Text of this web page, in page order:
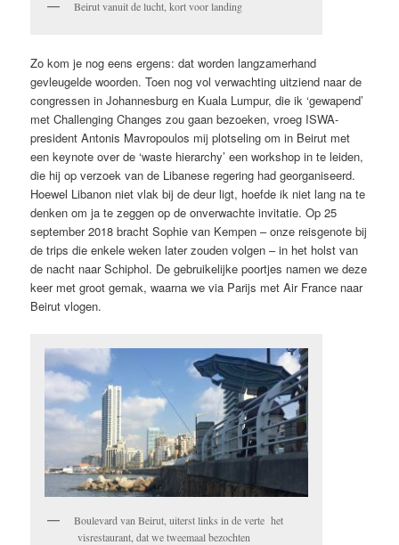
Beirut vanuit de lucht, kort voor landing
Zo kom je nog eens ergens: dat worden langzamerhand
gevleugelde woorden. Toen nog vol verwachting uitziend naar de
congressen in Johannesburg en Kuala Lumpur, die ik ‘gewapend’
met Challenging Changes zou gaan bezoeken, vroeg ISWA-
president Antonis Mavropoulos mij plotseling om in Beirut met
een keynote over de ‘waste hierarchy’ een workshop in te leiden,
die hij op verzoek van de Libanese regering had georganiseerd.
Hoewel Libanon niet vlak bij de deur ligt, hoefde ik niet lang na te
denken om ja te zeggen op de onverwachte invitatie. Op 25
september 2018 bracht Sophie van Kempen – onze reisgenote bij
de trips die enkele weken later zouden volgen – in het holst van
de nacht naar Schiphol. De gebruikelijke poortjes namen we deze
keer met groot gemak, waarna we via Parijs met Air France naar
Beirut vlogen.
Boulevard van Beirut, uiterst links in de verte het
visrestaurant, dat we tweemaal bezochten